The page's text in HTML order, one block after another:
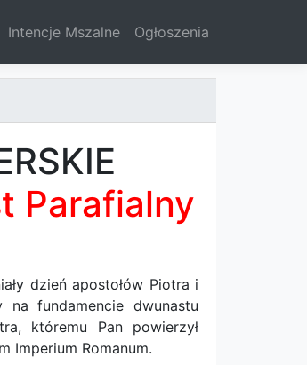
Intencje Mszalne Ogłoszenia
Parafialny
dzień apostołów Piotra i
na fundamencie dwunastu
któremu Pan powierzył
Imperium Romanum.